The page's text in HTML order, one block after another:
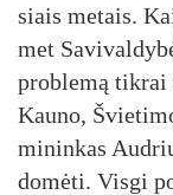
siais me­tais.
met
pro­ble­mą tik­rai
Kau­no,
mi­nin­kas
do­mė­ti. Vis­gi